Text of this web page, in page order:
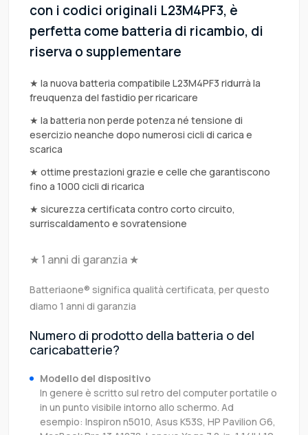
con i codici originali L23M4PF3, è
perfetta come batteria di ricambio, di
riserva o supplementare
★ la nuova batteria compatibile L23M4PF3 ridurrà la
freuquenza del fastidio per ricaricare
★ la batteria non perde potenza né tensione di
esercizio neanche dopo numerosi cicli di carica e
scarica
★ ottime prestazioni grazie e celle che garantiscono
fino a 1000 cicli di ricarica
★ sicurezza certificata contro corto circuito,
surriscaldamento e sovratensione
★ 1 anni di garanzia ★
Batteriaone® significa qualità certificata, per questo
diamo 1 anni di garanzia
Numero di prodotto della batteria o del
caricabatterie?
Modello del dispositivo
In genere è scritto sul retro del computer portatile o
in un punto visibile intorno allo schermo. Ad
esempio: Inspiron n5010, Asus K53S, HP Pavilion G6,